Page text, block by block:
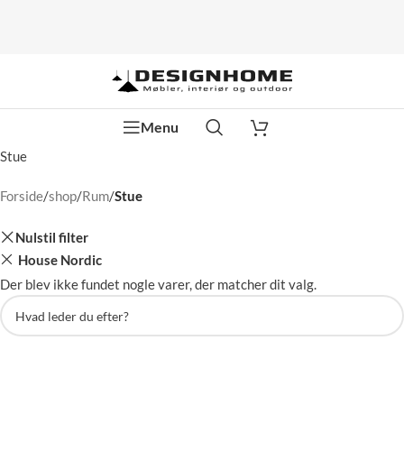
Menu
Stue
Forside/shop/Rum/Stue
Nulstil filter
House Nordic
Der blev ikke fundet nogle varer, der matcher dit valg.